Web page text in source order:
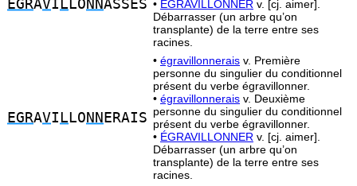
EGRAVI L LO NNASSES • ÉGRAVILLONNER v. [cj. aimer].
Débarrasser (un arbre qu’on
transplante) de la terre entre ses
racines.
EGRAVI L LO NN ERAIS
• égravillonnerais v. Première
personne du singulier du conditionnel
présent du verbe égravillonner.
• égravillonnerais v. Deuxième
personne du singulier du conditionnel
présent du verbe égravillonner.
• ÉGRAVILLONNER v. [cj. aimer].
Débarrasser (un arbre qu’on
transplante) de la terre entre ses
racines.